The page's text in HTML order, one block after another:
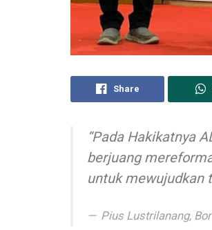
Share
“Pada Hakikatnya
berjuang
untuk mewujudkan
Pius Lustrilanang,